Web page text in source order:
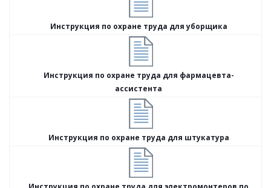
Инструкция по охране труда для уборщика
Инструкция по охране труда для фармацевта-
ассистента
Инструкция по охране труда для штукатура